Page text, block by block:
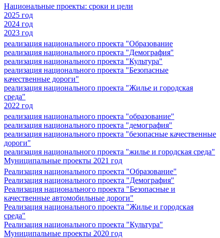
Национальные проекты: сроки и цели
2025 год
2024 год
2023 год
реализация национального проекта "Образование
реализация национального проекта "Демография"
реализация национального проекта "Культура"
реализация национального проекта "Безопасные
качественные дороги"
реализация национального проекта "Жилье и городская
среда"
2022 год
реализация национального проекта "образование"
реализация национального проекта "демография"
реализация национального проекта "безопасные качественные
дороги"
реализация национального проекта "жилье и городская среда"
Муниципальные проекты 2021 год
Реализация национального проекта "Образование"
Реализация национального проекта "Демография"
Реализация национального проекта "Безопасные и
качественные автомобильные дороги"
Реализация национального проекта "Жилье и городская
среда"
Реализация национального проекта "Культура"
Муниципальные проекты 2020 год